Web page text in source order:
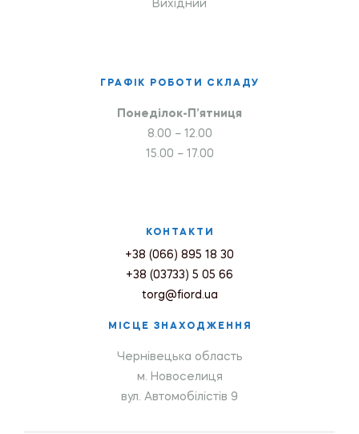
Вихідний
ГРАФІК РОБОТИ СКЛАДУ
Понеділок-П’ятниця
8.00 – 12.00
15.00 – 17.00
КОНТАКТИ
+38 (066) 895 18 30
+38 (03733) 5 05 66
torg@fiord.ua
МІСЦЕ ЗНАХОДЖЕННЯ
Чернівецька область
м. Новоселиця
вул. Автомобілістів 9